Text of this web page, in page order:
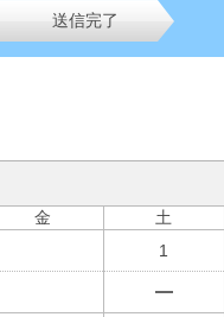
送信完了
金
土
1